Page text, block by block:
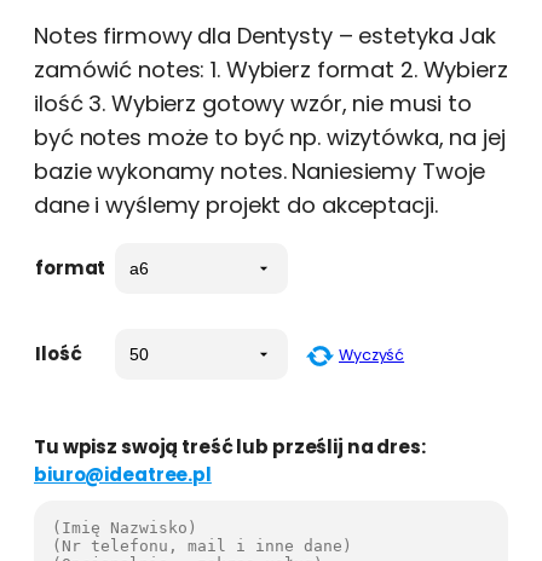
Notes firmowy dla Dentysty – estetyka Jak
zamówić notes: 1. Wybierz format 2. Wybierz
ilość 3. Wybierz gotowy wzór, nie musi to
być notes może to być np. wizytówka, na jej
bazie wykonamy notes. Naniesiemy Twoje
dane i wyślemy projekt do akceptacji.
format
Ilość Wyczyść
Tu wpisz swoją treść lub prześlij na dres:
biuro@ideatree.pl